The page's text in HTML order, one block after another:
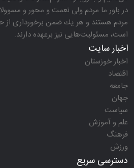
در باور ما مردم ولی نعمت و محور و
مردم هستند و هر یك ضمن برخورداری
است، مسئولیت‌هایی نیز برعهده دارند.
اخبار سایت
اخبار خوزستان
اقتصاد
جامعه
جهان
سیاست
علم و آموزش
فرهنگ
ورزش
دسترسی سریع